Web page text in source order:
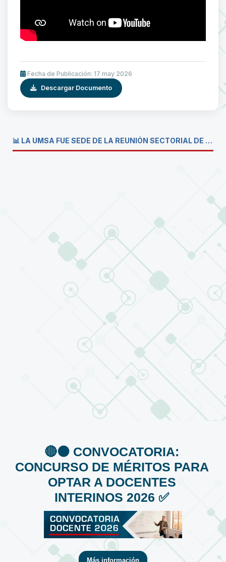
Fecha de Publicación: 17 may 2026
Descargar Documento
📊 LA UMSA FUE SEDE DE LA REUNIÓN SECTORIAL DE CARRERAS DE ECONOMÍA DEL SISTEMA DE LA UNIVERSIDAD BOLIVIANA💼
🔴⚫️ CONVOCATORIA:
CONCURSO DE MÉRITOS PARA
OPTAR A DOCENTES
INTERINOS 2026 ✅
Más información